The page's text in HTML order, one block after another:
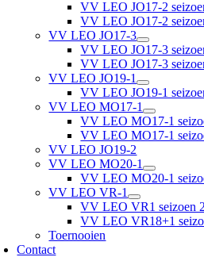
VV LEO JO17-2
VV LEO JO17-2
VV LEO JO17-3
VV LEO JO17-3
VV LEO JO17-3
VV LEO JO19-1
VV LEO JO19-1
VV LEO MO17-1
VV LEO MO17-1
VV LEO MO17-1
VV LEO JO19-2
VV LEO MO20-1
VV LEO MO20-1
VV LEO VR-1
VV LEO VR1 seizoen
VV LEO VR18+1
Toernooien
Contact